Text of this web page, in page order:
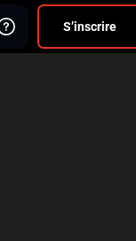
S’inscrire